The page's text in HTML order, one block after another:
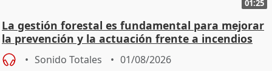
01:25
La gestión forestal es fundamental para mejorar
la prevención y la actuación frente a incendios
Sonido Totales 01/08/2026